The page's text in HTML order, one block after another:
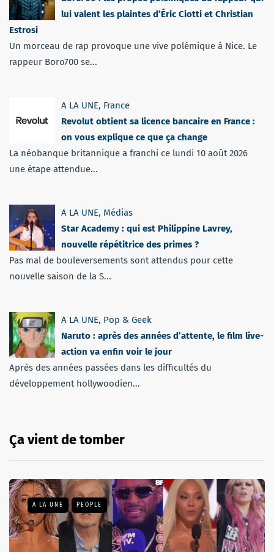
lui valent les plaintes d’Éric Ciotti et Christian
Estrosi
Un morceau de rap provoque une vive polémique à Nice. Le
rappeur Boro700 se...
A LA UNE, France
Revolut obtient sa licence bancaire en France :
on vous explique ce que ça change
La néobanque britannique a franchi ce lundi 10 août 2026
une étape attendue...
A LA UNE, Médias
Star Academy : qui est Philippine Lavrey,
nouvelle répétitrice des primes ?
Pas mal de bouleversements sont attendus pour cette
nouvelle saison de la S...
A LA UNE, Pop & Geek
Naruto : après des années d’attente, le film live-
action va enfin voir le jour
Après des années passées dans les difficultés du
développement hollywoodien...
Ça vient de tomber
A LA UNE PEOPLE